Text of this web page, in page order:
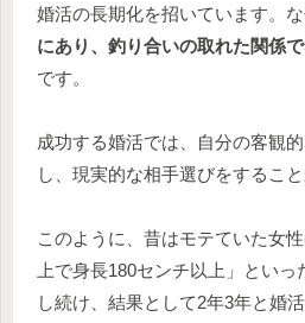
婚活の長期化を招いています。
にあり、釣り合いの取れた関係
です。
成功する婚活では、自分の客観
し、現実的な相手選びをするこ
このように、昔はモテていた女
上で身長180センチ以上」とい
し続け、結果として2年3年と婚